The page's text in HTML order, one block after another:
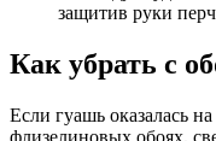
защитив руки
Как убрать с
Если гуашь оказалась